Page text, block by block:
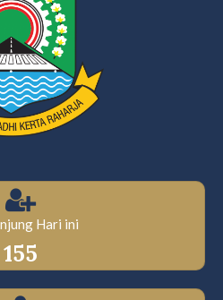
Hari ini
155